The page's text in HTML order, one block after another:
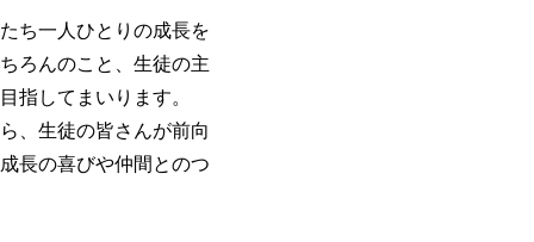
ち一人ひとりの成長を
ろんのこと、生徒の主
指してまいります。
、生徒の皆さんが前向
長の喜びや仲間とのつ